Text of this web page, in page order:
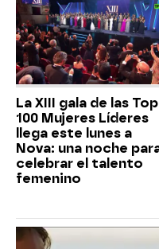
La XIII gala de las Top
100 Mujeres Líderes
llega este lunes a
Nova: una noche
celebrar el talento
femenino